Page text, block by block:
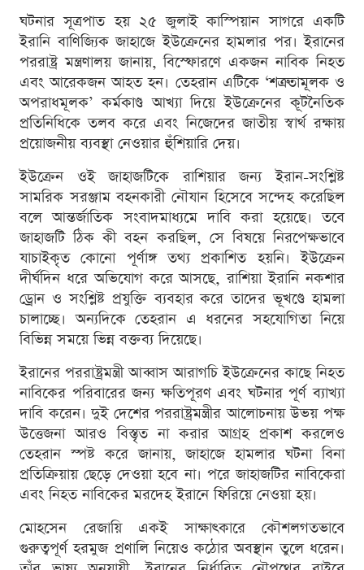
ঘটনার সূত্রপাত হয় ২৫ জুলাই কাস্পিয়ান সাগরে একটি
ইরানি বাণিজ্যিক জাহাজে ইউক্রেনের হামলার পর। ইরানের
পররাষ্ট্র মন্ত্রণালয় জানায়, বিস্ফোরণে একজন নাবিক নিহত
এবং আরেকজন আহত হন। তেহরান এটিকে ‘শত্রুতামূলক ও
অপরাধমূলক’ কর্মকাণ্ড আখ্যা দিয়ে ইউক্রেনের কূটনৈতিক
প্রতিনিধিকে তলব করে এবং নিজেদের জাতীয় স্বার্থ রক্ষায়
প্রয়োজনীয় ব্যবস্থা নেওয়ার হুঁশিয়ারি দেয়।
ইউক্রেন ওই জাহাজটিকে রাশিয়ার জন্য ইরান-সংশ্লিষ্ট
সামরিক সরঞ্জাম বহনকারী নৌযান হিসেবে সন্দেহ করেছিল
বলে আন্তর্জাতিক সংবাদমাধ্যমে দাবি করা হয়েছে। তবে
জাহাজটি ঠিক কী বহন করছিল, সে বিষয়ে নিরপেক্ষভাবে
যাচাইকৃত কোনো পূর্ণাঙ্গ তথ্য প্রকাশিত হয়নি। ইউক্রেন
দীর্ঘদিন ধরে অভিযোগ করে আসছে, রাশিয়া ইরানি নকশার
ড্রোন ও সংশ্লিষ্ট প্রযুক্তি ব্যবহার করে তাদের ভূখণ্ডে হামলা
চালাচ্ছে। অন্যদিকে তেহরান এ ধরনের সহযোগিতা নিয়ে
বিভিন্ন সময়ে ভিন্ন বক্তব্য দিয়েছে।
ইরানের পররাষ্ট্রমন্ত্রী আব্বাস আরাগচি ইউক্রেনের কাছে নিহত
নাবিকের পরিবারের জন্য ক্ষতিপূরণ এবং ঘটনার পূর্ণ ব্যাখ্যা
দাবি করেন। দুই দেশের পররাষ্ট্রমন্ত্রীর আলোচনায় উভয় পক্ষ
উত্তেজনা আরও বিস্তৃত না করার আগ্রহ প্রকাশ করলেও
তেহরান স্পষ্ট করে জানায়, জাহাজে হামলার ঘটনা বিনা
প্রতিক্রিয়ায় ছেড়ে দেওয়া হবে না। পরে জাহাজটির নাবিকেরা
এবং নিহত নাবিকের মরদেহ ইরানে ফিরিয়ে নেওয়া হয়।
মোহসেন রেজায়ি একই সাক্ষাৎকারে কৌশলগতভাবে
গুরুত্বপূর্ণ হরমুজ প্রণালি নিয়েও কঠোর অবস্থান তুলে ধরেন।